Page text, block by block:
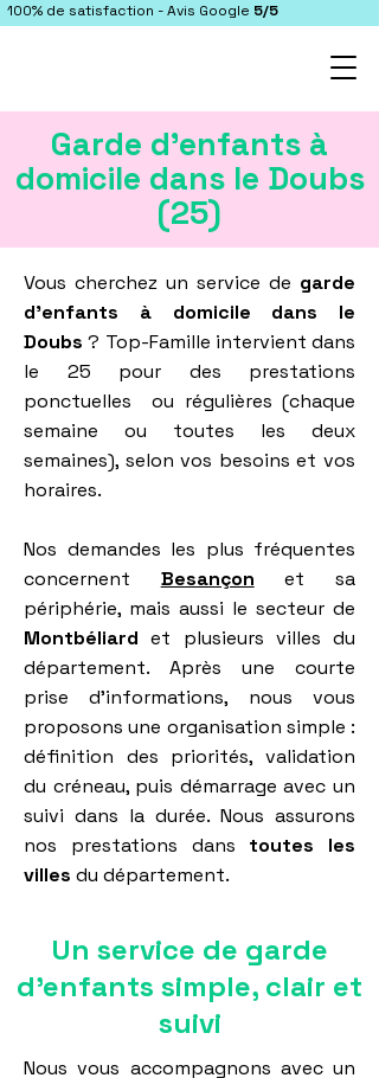
100% de satisfaction - Avis Google 5/5
Garde d'enfants à
domicile dans le Doubs
(25)
Vous cherchez un service de garde
d'enfants à domicile dans le
Doubs ? Top-Famille intervient dans
le 25 pour des prestations
ponctuelles ou régulières (chaque
semaine ou toutes les deux
semaines), selon vos besoins et vos
horaires.
Nos demandes les plus fréquentes
concernent Besançon et sa
périphérie, mais aussi le secteur de
Montbéliardet plusieurs villes du
département. Après une courte
prise d’informations, nous vous
proposons une organisation simple :
définition des priorités, validation
du créneau, puis démarrage avec un
suivi dans la durée. Nous assurons
nos prestations dans toutes les
villes du département.
Un service de garde
d'enfants simple, clair et
suivi
Nous vous accompagnons avec un